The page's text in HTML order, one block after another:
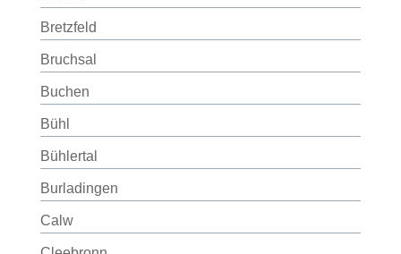
Bretzfeld
Bruchsal
Buchen
Bühl
Bühlertal
Burladingen
Calw